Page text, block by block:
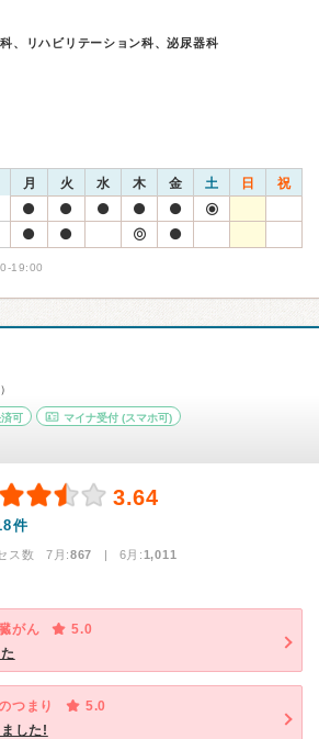
、リハビリテーション科、泌尿器科
月 火 水 木 金 土 日 祝
19:00
可 マイナ受付 (スマホ可)
3.64
件
ス数 7月:867 | 6月:1,011
がん
5.0
つまり
5.0
した!